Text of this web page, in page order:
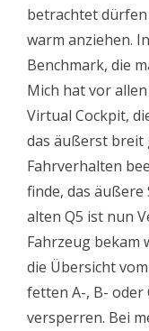
betrachtet dürfen
warm anziehen.
Benchmark, die
Mich hat vor
Virtual Cockpit,
das äußerst breit
Fahrverhalten
finde, das äußere
alten Q5 ist nun
Fahrzeug bekam
die Übersicht
fetten A-, B- oder
versperren. Bei